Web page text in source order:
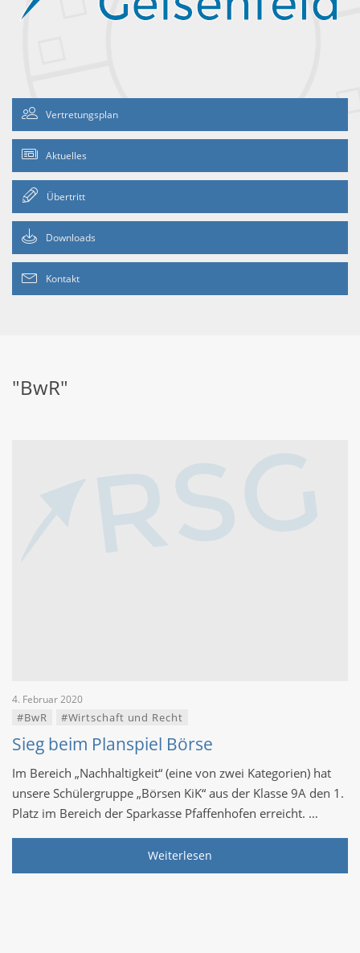
Vertretungsplan
Aktuelles
Übertritt
Downloads
Kontakt
"BwR"
4. Februar 2020
#BwR #Wirtschaft und Recht
Sieg beim Planspiel Börse
Im Bereich „Nachhaltigkeit“ (eine von zwei Kategorien) hat
unsere Schülergruppe „Börsen KiK“ aus der Klasse 9A den 1.
Platz im Bereich der Sparkasse Pfaffenhofen erreicht. …
Weiterlesen